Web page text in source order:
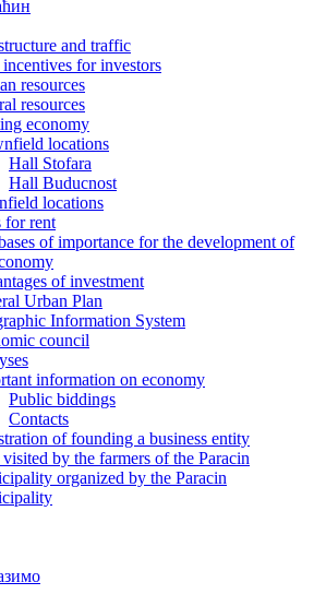
and traffic
incentives for investors
resources
resources
economy
locations
Hall Stofara
Hall Buducnost
locations
for rent
of importance for the development of
of investment
Urban Plan
Information System
council
information on economy
Public biddings
Contacts
of founding a business entity
by the farmers of the Paracin
organized by the Paracin